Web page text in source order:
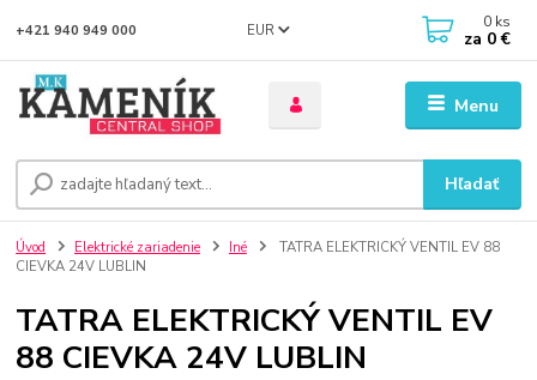
Menu
EUR
Hľadať
+421 940 949 000 0 ks
za 0 €
Úvod Elektrické zariadenie Iné
TATRA ELEKTRICKÝ VENTIL EV 88
CIEVKA 24V LUBLIN
TATRA ELEKTRICKÝ VENTIL EV
88 CIEVKA 24V LUBLIN